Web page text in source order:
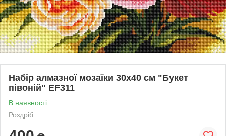
Набір алмазної мозаїки 30х40 см "Букет
півоній" EF311
В наявності
Роздріб